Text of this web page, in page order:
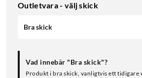
Outletvara - välj skick
Bra skick
Vad innebär "Bra skick"?
Produkt i bra skick, vanligtvis ett tidigare